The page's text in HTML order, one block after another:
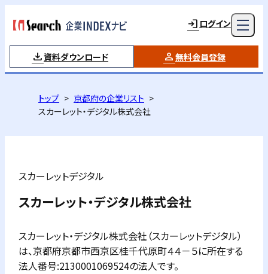
ログイン
資料ダウンロード 無料会員登録
トップ
京都府の企業リスト
スカーレット・デジタル株式会社
スカーレットデジタル
スカーレット・デジタル株式会社
スカーレット・デジタル株式会社（スカーレットデジタル）
は、京都府京都市西京区桂千代原町４４－５に所在する
法人番号:2130001069524の法人です。